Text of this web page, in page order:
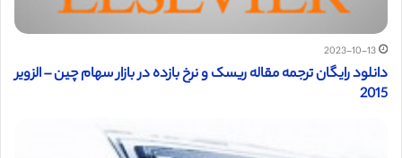
2023-10-13
دانلود رایگان ترجمه مقاله ریسک و نرخ بازده در بازار سهام چین – الزویر
2015